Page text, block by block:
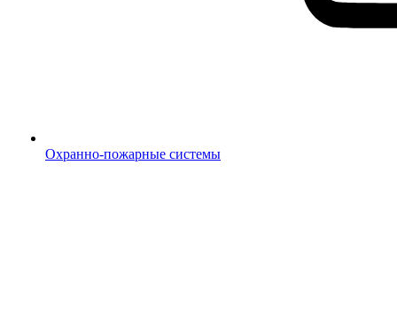
Охранно-пожарные системы